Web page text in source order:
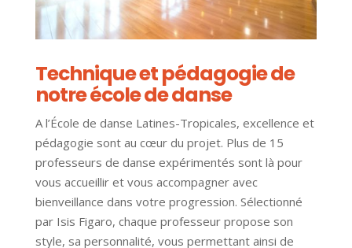
Technique et pédagogie de
notre école de danse
A l’École de danse Latines-Tropicales, excellence et
pédagogie sont au cœur du projet. Plus de 15
professeurs de danse expérimentés sont là pour
vous accueillir et vous accompagner avec
bienveillance dans votre progression. Sélectionné
par Isis Figaro, chaque professeur propose son
style, sa personnalité, vous permettant ainsi de